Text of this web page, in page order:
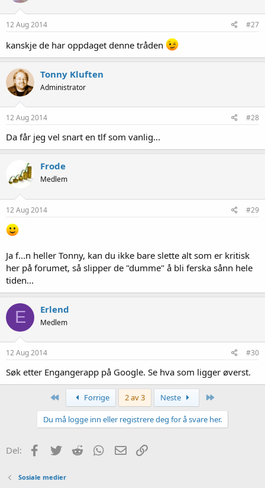
12 Aug 2014 #27
kanskje de har oppdaget denne tråden
Tonny Kluften
Administrator
12 Aug 2014 #28
Da får jeg vel snart en tlf som vanlig...
Frode
Medlem
12 Aug 2014 #29
Ja f...n heller Tonny, kan du ikke bare slette alt som er kritisk
her på forumet, så slipper de "dumme" å bli ferska sånn hele
tiden...
E Erlend
Medlem
12 Aug 2014 #30
Søk etter Engangerapp på Google. Se hva som ligger øverst.
Først Forrige 2 av 3 Neste
Du må logge inn eller registrere deg for å svare her.
Del: Facebook
Twitter Reddit WhatsApp
E-post
Sosiale medier